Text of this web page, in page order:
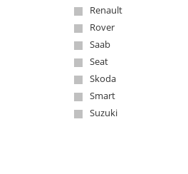
Renault
Rover
Saab
Seat
Skoda
Smart
Suzuki